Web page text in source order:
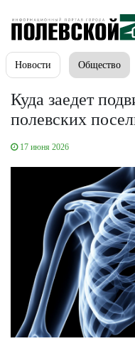
Новости Общество
Куда заедет
полевских
17 июня 2026